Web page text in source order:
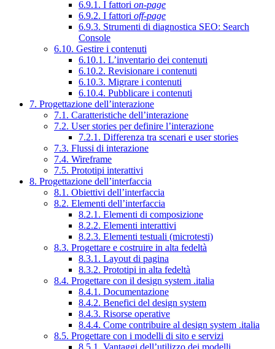
6.9.1. I fattori on-page
6.9.2. I fattori off-page
6.9.3. Strumenti di diagnostica SEO: Search
Console
6.10. Gestire i contenuti
6.10.1. L’inventario dei contenuti
6.10.2. Revisionare i contenuti
6.10.3. Migrare i contenuti
6.10.4. Pubblicare i contenuti
7. Progettazione dell’interazione
7.1. Caratteristiche dell’interazione
7.2. User stories per definire l’interazione
7.2.1. Differenza tra scenari e user stories
7.3. Flussi di interazione
7.4. Wireframe
7.5. Prototipi interattivi
8. Progettazione dell’interfaccia
8.1. Obiettivi dell’interfaccia
8.2. Elementi dell’interfaccia
8.2.1. Elementi di composizione
8.2.2. Elementi interattivi
8.2.3. Elementi testuali (microtesti)
8.3. Progettare e costruire in alta fedeltà
8.3.1. Layout di pagina
8.3.2. Prototipi in alta fedeltà
8.4. Progettare con il design system .italia
8.4.1. Documentazione
8.4.2. Benefici del design system
8.4.3. Risorse operative
8.4.4. Come contribuire al design system .italia
8.5. Progettare con i modelli di sito e servizi
8.5.1. Vantaggi dell’utilizzo dei modelli